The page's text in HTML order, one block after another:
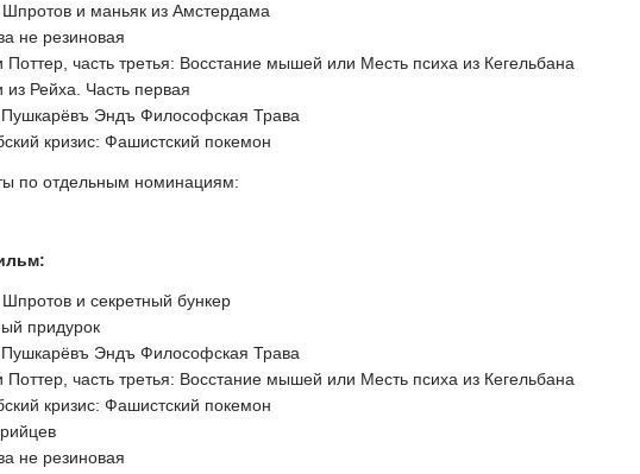
и маньяк из Амстердама
не резиновая
Поттер, часть третья: Восстание мышей или Месть психа из Кегельбана
из Рейха. Часть первая
Эндъ Философская Трава
кризис: Фашистский покемон
по отдельным номинациям:
и секретный бункер
придурок
Эндъ Философская Трава
Поттер, часть третья: Восстание мышей или Месть психа из Кегельбана
кризис: Фашистский покемон
не резиновая